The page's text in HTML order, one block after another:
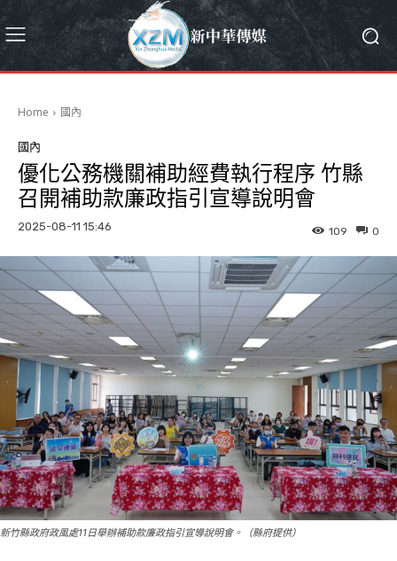
Home 國內
國內
優化公務機關補助經費執行程序 竹縣
召開補助款廉政指引宣導說明會
2025-08-11 15:46 0
109
新竹縣政府政風處11日舉辦補助款廉政指引宣導說明會。（縣府提供）